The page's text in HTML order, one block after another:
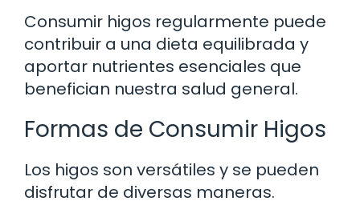
Consumir higos regularmente puede
contribuir a una dieta equilibrada y
aportar nutrientes esenciales que
benefician nuestra salud general.
Formas de Consumir Higos
Los higos son versátiles y se pueden
disfrutar de diversas maneras.